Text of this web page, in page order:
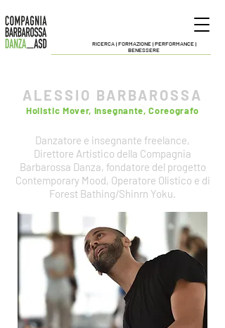
RICERCA |FORMAZIONE | PERFORMANCE |
BENESSERE
ALESSIO BARBAROSSA
Holistic Mover, Insegnante, Coreografo
Danzatore e insegnante freelance,
Direttore Artistico della Compagnia
Barbarossa Danza, fondatore del progetto
Contemporary Mood, Operatore Olistico e di
Forest Bathing/Shinrn Yoku.